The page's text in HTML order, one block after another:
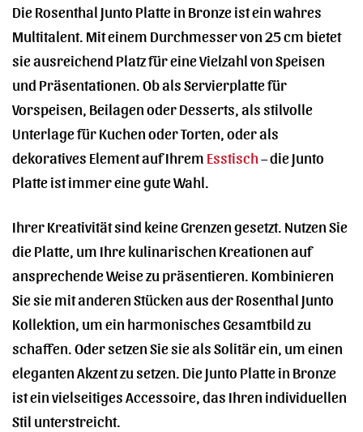
Die Rosenthal Junto Platte in Bronze ist ein wahres
Multitalent. Mit einem Durchmesser von 25 cm bietet
sie ausreichend Platz für eine Vielzahl von Speisen
und Präsentationen. Ob als Servierplatte für
Vorspeisen, Beilagen oder Desserts, als stilvolle
Unterlage für Kuchen oder Torten, oder als
dekoratives Element auf Ihrem Esstisch– die Junto
Platte ist immer eine gute Wahl.
Ihrer Kreativität sind keine Grenzen gesetzt. Nutzen Sie
die Platte, um Ihre kulinarischen Kreationen auf
ansprechende Weise zu präsentieren. Kombinieren
Sie sie mit anderen Stücken aus der Rosenthal Junto
Kollektion, um ein harmonisches Gesamtbild zu
schaffen. Oder setzen Sie sie als Solitär ein, um einen
eleganten Akzent zu setzen. Die Junto Platte in Bronze
ist ein vielseitiges Accessoire, das Ihren individuellen
Stil unterstreicht.